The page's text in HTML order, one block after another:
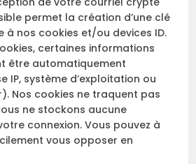
permet la création d’une clé
à nos cookies et/ou devices ID.
certaines informations
être automatiquement
IP, système d’exploitation ou
Nos cookies ne traquent pas
ne stockons aucune
connexion. Vous pouvez à
vous opposer en